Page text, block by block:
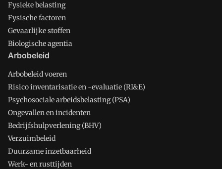
Fysieke belasting
Fysische factoren
Gevaarlijke stoffen
Biologische agentia
Arbobeleid
Arbobeleid voeren
Risico inventarisatie en -evaluatie (RI&E)
Psychosociale arbeidsbelasting (PSA)
Ongevallen en incidenten
Bedrijfshulpverlening (BHV)
Verzuimbeleid
Duurzame inzetbaarheid
Werk- en rusttijden